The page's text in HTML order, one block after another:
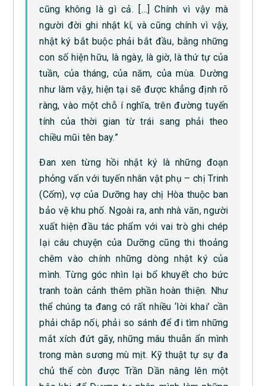
cũng không là gì cả. […] Chính vì vậy mà
người đời ghi nhật kí, và cũng chính vì vậy,
nhật ký bắt buộc phải bắt đầu, bằng những
con số hiện hữu, là ngày, là giờ, là thứ tự của
tuần, của tháng, của năm, của mùa. Dường
như làm vậy, hiện tại sẽ được khẳng định rõ
ràng, vào một chỗ í nghĩa, trên đường tuyến
tính của thời gian từ trái sang phải theo
chiều mũi tên bay.”
Đan xen từng hồi nhật ký là những đoạn
phỏng vấn với tuyến nhân vật phụ – chị Trinh
(Cốm), vợ của Dưỡng hay chị Hòa thuộc ban
bảo vệ khu phố. Ngoài ra, anh nhà văn, người
xuất hiện đầu tác phẩm với vai trò ghi chép
lại câu chuyện của Dưỡng cũng thi thoảng
chêm vào chính những dòng nhật ký của
mình. Từng góc nhìn lại bổ khuyết cho bức
tranh toàn cảnh thêm phần hoàn thiện. Như
thể chúng ta đang có rất nhiều ‘lời khai’ cần
phải chắp nối, phải so sánh để đi tìm những
mắt xích đứt gãy, những mâu thuẫn ẩn mình
trong màn sương mù mịt. Kỹ thuật tự sự đa
chủ thể còn được Trần Dần nâng lên một